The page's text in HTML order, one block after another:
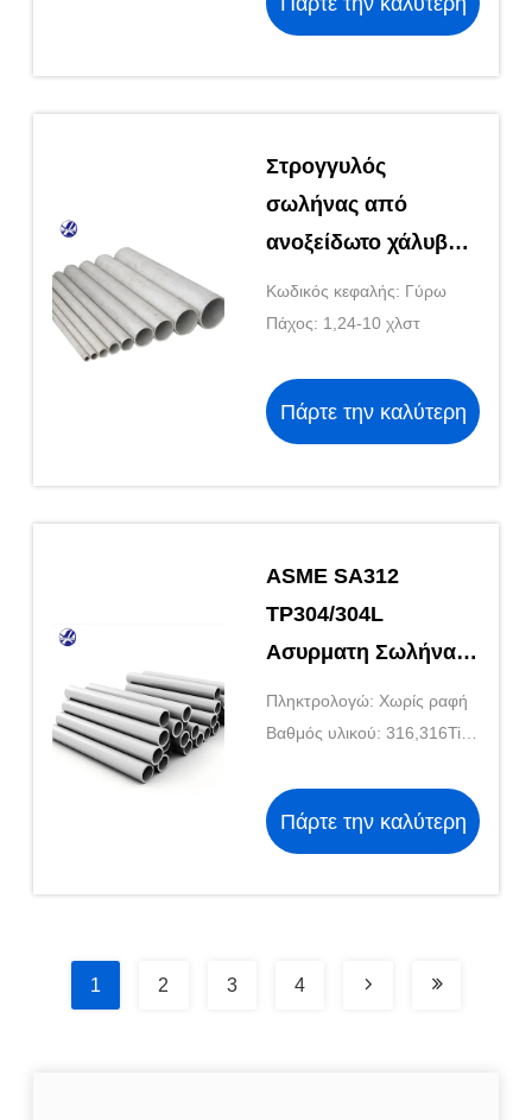
εφαρμογές και
Στρογγυλός
σωλήνας από
ανοξείδωτο χάλυβα
προσαρμοσμένου
μεγέθους - 1/2" έως
παχύς τοίχος
Κωδικός κεφαλής: Γύρω
Πάχος: 1,24-10 χλστ
Πάρτε την καλύτερη
ASME SA312
TP304/304L
Ασυρματη Σωλήνα
Ανοξείδωτου Χάλυβα
για Πετροχημικά
Πληκτρολογώ: Χωρίς ραφή
Βαθμός υλικού: 316,316Ti,
Πάρτε την καλύτερη
1 2 3 4